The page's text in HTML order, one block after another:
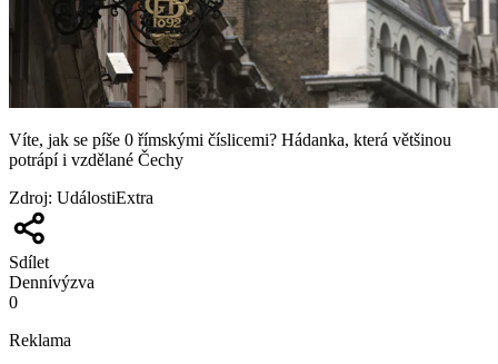
Víte, jak se píše 0 římskými číslicemi? Hádanka, která většinou
potrápí i vzdělané Čechy
Zdroj: UdálostiExtra
Sdílet
Dennívýzva
0
Reklama